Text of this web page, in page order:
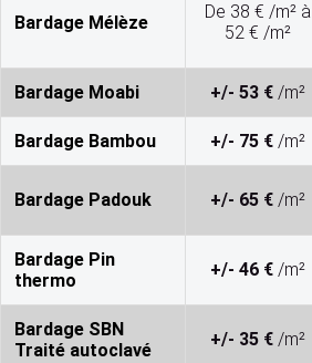
Bardage Mélèze
De 38 € /m² à
52 € /m²
Bardage Moabi +/- 53 €/m²
Bardage Bambou +/- 75 €/m²
Bardage Padouk +/- 65 €/m²
Bardage Pin
thermo
+/- 46 €/m²
Bardage SBN
Traité autoclavé
+/- 35 €/m²